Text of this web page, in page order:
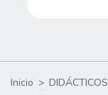
Inicio > DIDÁCTICOS